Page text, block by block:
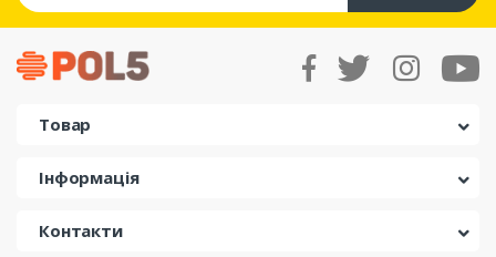
Товар
Інформація
Контакти